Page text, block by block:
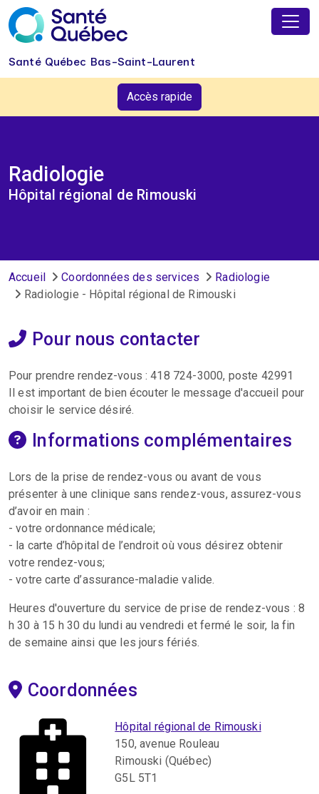
Aller au contenu principal
Santé Québec Bas-Saint-Laurent
Accès rapide
Radiologie
Hôpital régional de Rimouski
Fil d'Ariane
Accueil Coordonnées des services
Radiologie
Radiologie - Hôpital régional de Rimouski
Pour nous contacter
Pour prendre rendez-vous : 418 724-3000, poste 42991
Il est important de bien écouter le message d'accueil pour
choisir le service désiré.
Informations complémentaires
Lors de la prise de rendez-vous ou avant de vous
présenter à une clinique sans rendez-vous, assurez-vous
d’avoir en main :
- votre ordonnance médicale;
- la carte d’hôpital de l’endroit où vous désirez obtenir
votre rendez-vous;
- votre carte d’assurance-maladie valide.
Heures d'ouverture du service de prise de rendez-vous : 8
h 30 à 15 h 30 du lundi au vendredi et fermé le soir, la fin
de semaine ainsi que les jours fériés.
Coordonnées
Hôpital régional de Rimouski
150, avenue Rouleau
Rimouski (Québec)
G5L 5T1